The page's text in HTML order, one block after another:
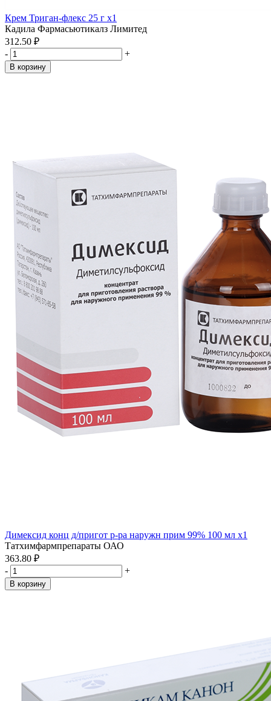
Крем Триган-флекс 25 г x1
Кадила Фармасьютикалз Лимитед
312.50 ₽
-
+
В корзину
Димексид конц д/пригот р-ра наружн прим 99% 100 мл x1
Татхимфармпрепараты ОАО
363.80 ₽
-
+
В корзину